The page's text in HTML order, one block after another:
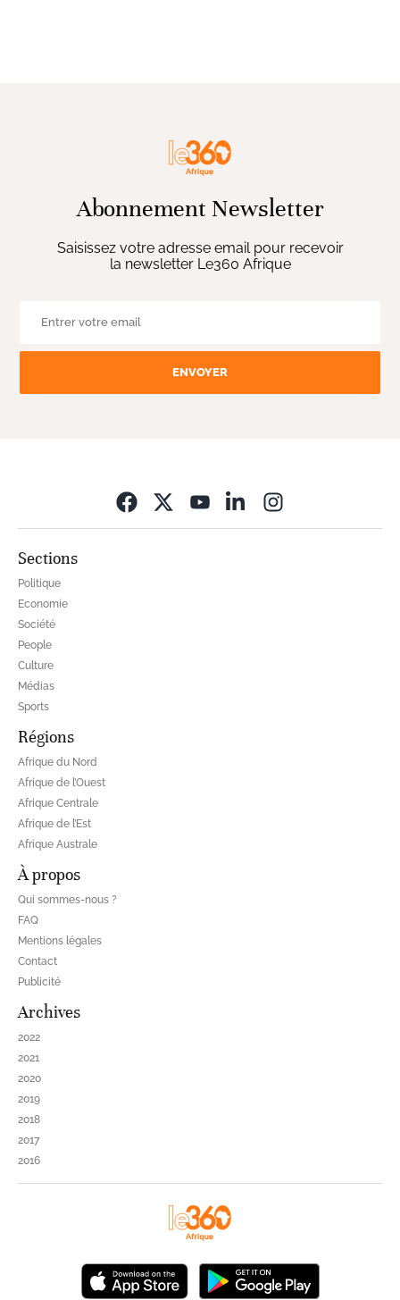
Abonnement Newsletter
Saisissez votre adresse email pour recevoir
la newsletter Le360 Afrique
ENVOYER
Sections
Politique
Economie
Société
People
Culture
Médias
Sports
Régions
Afrique du Nord
Afrique de l’Ouest
Afrique Centrale
Afrique de l’Est
Afrique Australe
À propos
Qui sommes-nous ?
FAQ
Mentions légales
Contact
Publicité
Archives
2022
2021
2020
2019
2018
2017
2016